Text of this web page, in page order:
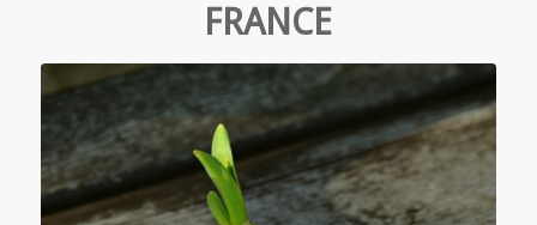
FRANCE